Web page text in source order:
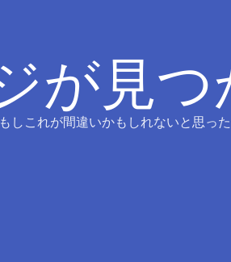
が見
しこれが間違いかもしれないと思っ